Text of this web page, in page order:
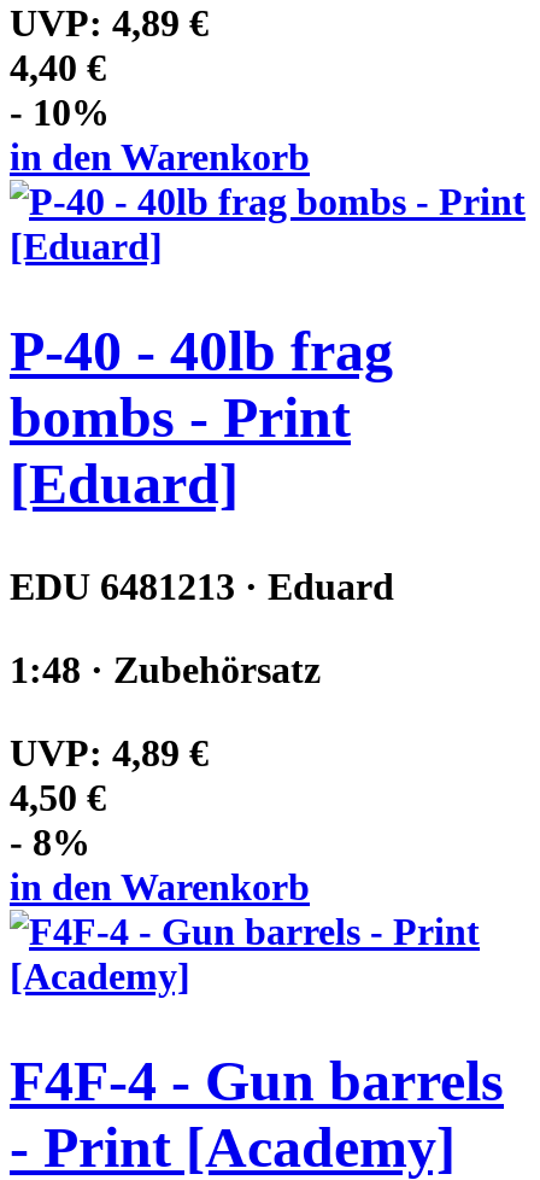
UVP: 4,89 €
4,40 €
- 10%
in den Warenkorb
P-40 - 40lb frag
bombs - Print
[Eduard]
EDU 6481213 · Eduard
1:48 · Zubehörsatz
UVP: 4,89 €
4,50 €
- 8%
in den Warenkorb
F4F-4 - Gun barrels
- Print [Academy]